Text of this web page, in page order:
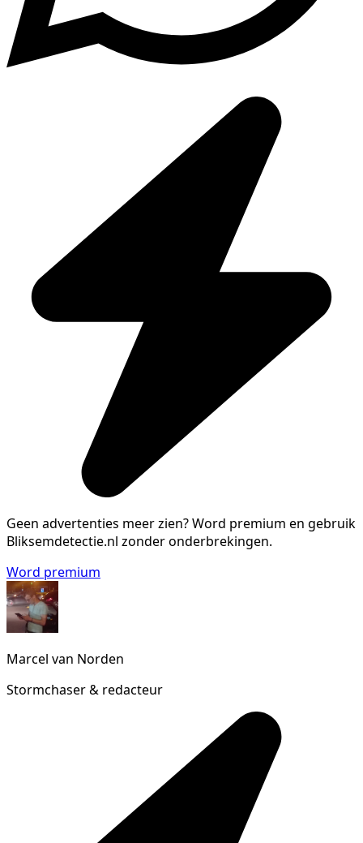
Geen advertenties meer zien?Word premium en gebruik
Bliksemdetectie.nl zonder onderbrekingen.
Word premium
Marcel van Norden
Stormchaser & redacteur